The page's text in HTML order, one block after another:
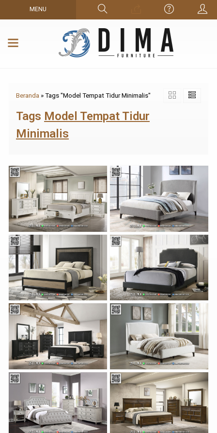
MENU
Beranda »Tags "Model Tempat Tidur Minimalis"
Tags Model Tempat Tidur
Minimalis